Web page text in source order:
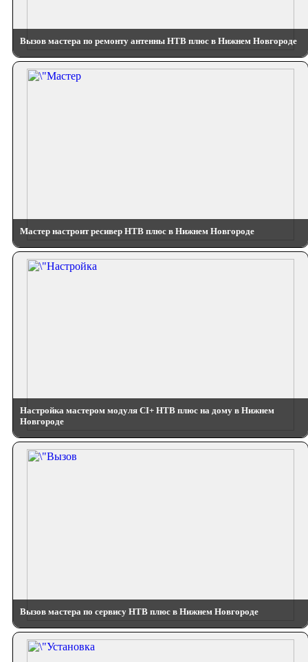
Вызов мастера по ремонту антенны НТВ плюс в Нижнем Новгороде
Мастер настроит ресивер НТВ плюс в Нижнем Новгороде
Настройка мастером модуля CI+ НТВ плюс на дому в Нижнем
Новгороде
Вызов мастера по сервису НТВ плюс в Нижнем Новгороде